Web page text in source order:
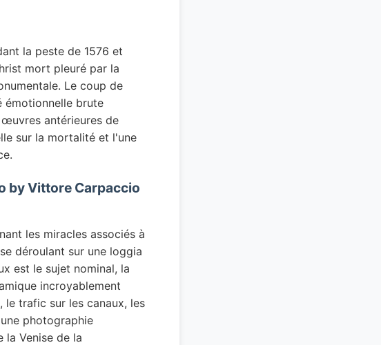
la peste de 1576 et
mort pleuré par la
Le coup de
émotionnelle brute
antérieures de
sur la mortalité et l'une
by Vittore Carpaccio
les miracles associés à
déroulant sur une loggia
est le sujet nominal, la
incroyablement
le trafic sur les canaux, les
photographie
la Venise de la